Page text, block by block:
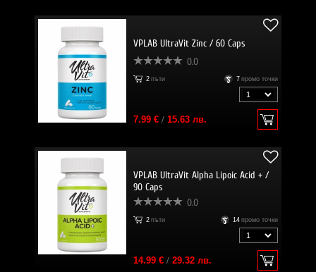
VPLAB UltraVit Zinc / 60 Caps
0.0
2 пъти 7 промо точки
7.99 €/ 15.63 лв.
VPLAB UltraVit Alpha Lipoic Acid + /
90 Caps
0.0
2 пъти 14 промо точки
14.99 €/ 29.32 лв.